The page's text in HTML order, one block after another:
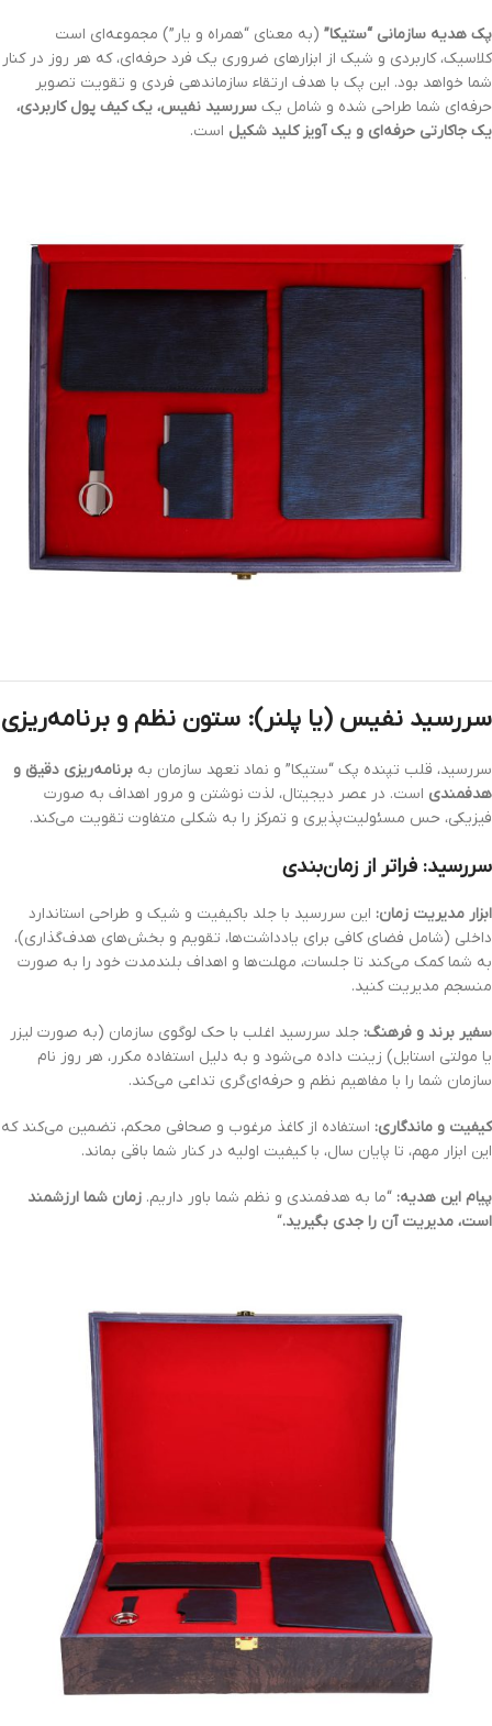
پک هدیه سازمانی “ستیکا” (به معنای “همراه و یار”) مجموعه‌ای است
کلاسیک، کاربردی و شیک از ابزارهای ضروری یک فرد حرفه‌ای، که هر روز در کنار
شما خواهد بود. این پک با هدف ارتقاء سازماندهی فردی و تقویت تصویر
حرفه‌ای شما طراحی شده و شامل یک سررسید نفیس، یک کیف پول کاربردی،
یک جاکارتی حرفه‌ای و یک آویز کلید شکیل است.
سررسید نفیس (یا پلنر): ستون نظم و برنامه‌ریزی
سررسید، قلب تپنده پک “ستیکا” و نماد تعهد سازمان به برنامه‌ریزی دقیق و
هدفمندی است. در عصر دیجیتال، لذت نوشتن و مرور اهداف به صورت
فیزیکی، حس مسئولیت‌پذیری و تمرکز را به شکلی متفاوت تقویت می‌کند.
سررسید: فراتر از زمان‌بندی
ابزار مدیریت زمان: این سررسید با جلد باکیفیت و شیک و طراحی استاندارد
داخلی (شامل فضای کافی برای یادداشت‌ها، تقویم و بخش‌های هدف‌گذاری)،
به شما کمک می‌کند تا جلسات، مهلت‌ها و اهداف بلندمدت خود را به صورت
منسجم مدیریت کنید.
سفیر برند و فرهنگ: جلد سررسید اغلب با حک لوگوی سازمان (به صورت لیزر
یا مولتی استایل) زینت داده می‌شود و به دلیل استفاده مکرر، هر روز نام
سازمان شما را با مفاهیم نظم و حرفه‌ای‌گری تداعی می‌کند.
کیفیت و ماندگاری: استفاده از کاغذ مرغوب و صحافی محکم، تضمین می‌کند که
این ابزار مهم، تا پایان سال، با کیفیت اولیه در کنار شما باقی بماند.
پیام این هدیه: “ما به هدفمندی و نظم شما باور داریم. زمان شما ارزشمند
است، مدیریت آن را جدی بگیرید.“